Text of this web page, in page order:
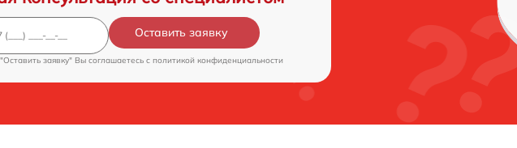
Оставить заявку
заявку" Вы соглашаетесь c политикой конфиденциальности